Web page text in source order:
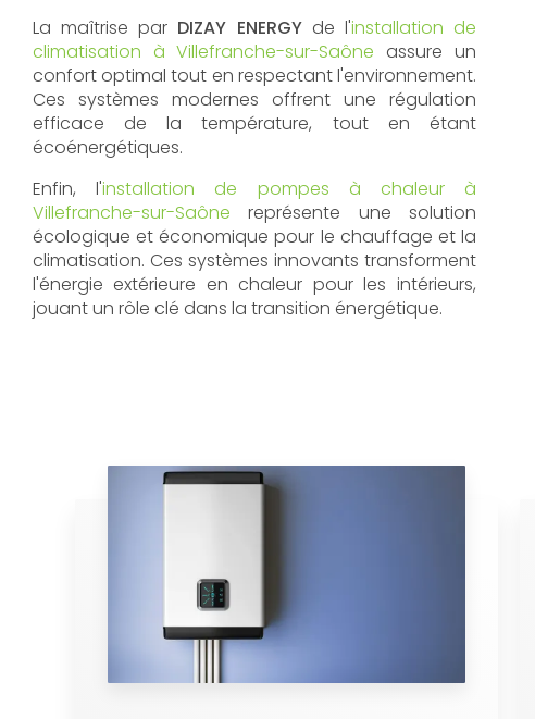
La maîtrise par DIZAY ENERGYde l'installation de
climatisation à Villefranche-sur-Saône assure un
confort optimal tout en respectant l'environnement.
Ces systèmes modernes offrent une régulation
efficace de la température, tout en étant
écoénergétiques.
Enfin, l'installation de pompes à chaleur à
Villefranche-sur-Saône représente une solution
écologique et économique pour le chauffage et la
climatisation. Ces systèmes innovants transforment
l'énergie extérieure en chaleur pour les intérieurs,
jouant un rôle clé dans la transition énergétique.